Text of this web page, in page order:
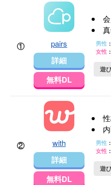
① pairs
詳細
無料DL
男性
女性
遊
② with
詳細
無料DL
男性
女性
遊